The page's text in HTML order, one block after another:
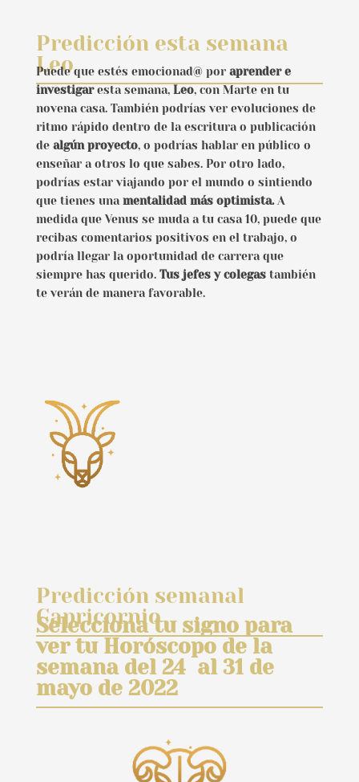
Predicción esta semana
Leo
Puede que estés emocionad@ por aprender e
investigaresta semana, Leo, con Marte en tu
novena casa. También podrías ver evoluciones de
ritmo rápido dentro de la escritura o publicación
de algún proyecto, o podrías hablar en público o
enseñar a otros lo que sabes. Por otro lado,
podrías estar viajando por el mundo o sintiendo
que tienes una mentalidad más optimista.A
medida que Venus se muda a tu casa 10, puede que
recibas comentarios positivos en el trabajo, o
podría llegar la oportunidad de carrera que
siempre has querido. Tus jefes y colegastambién
te verán de manera favorable.
Predicción semanal
Capricornio
Selecciona tu signo para
ver tu Horóscopo de la
semana del 24 al 31 de
mayo de 2022